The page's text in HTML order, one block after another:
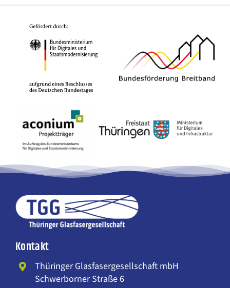
Kontakt
Thüringer Glasfasergesellschaft mbH
Schwerborner Straße 6